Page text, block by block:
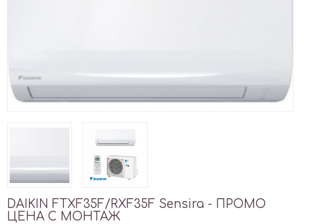
DAIKIN FTXF35F/RXF35F Sensira - ПРОМО
ЦЕНА С МОНТАЖ